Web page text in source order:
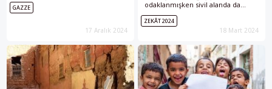
bölgedeki çalışmalarına devam
GAZZE
17 Aralık 2024
odaklanmışken sivil alanda da
çabalar sürüyor. İnsani yardım
kuruluşu Hasene International, bu
sene zekât kampanyasında
odaklanacağını açıkladı. Hasene
International Başkanı Bekir Altaş ile
savaş bölgesindeki zekât
çalışmalarını konuştuk.
ZEKÂT 2024
18 Mart 2024